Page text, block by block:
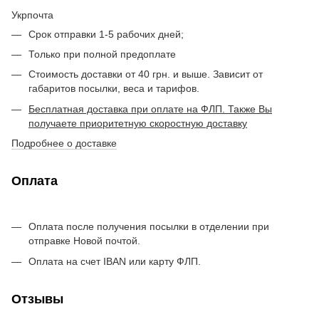
Укрпочта
Срок отправки 1-5 рабочих дней;
Только при полной предоплате
Стоимость доставки от 40 грн. и выше. Зависит от
габаритов посылки, веса и тарифов.
Бесплатная доставка при оплате на ФЛП. Также Вы
получаете приоритетную скоростную доставку
Подробнее о доставке
Оплата
Оплата после получения посылки в отделении при
отправке Новой почтой.
Оплата на счет IBAN или карту ФЛП.
Отзывы